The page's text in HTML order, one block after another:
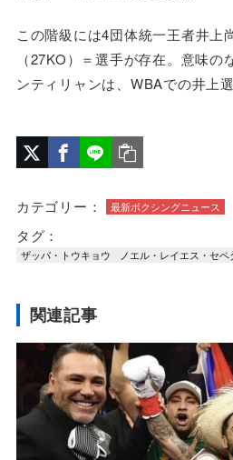
この階級には4団体統一王者井上
（27KO）＝選手が存在。意味
ンティリャンは、WBAでの井上
カテゴリー： 最新ボクシングニュース
タグ：
ザッパ・トウキョウ ノエル・レイエス・セペ
関連記事